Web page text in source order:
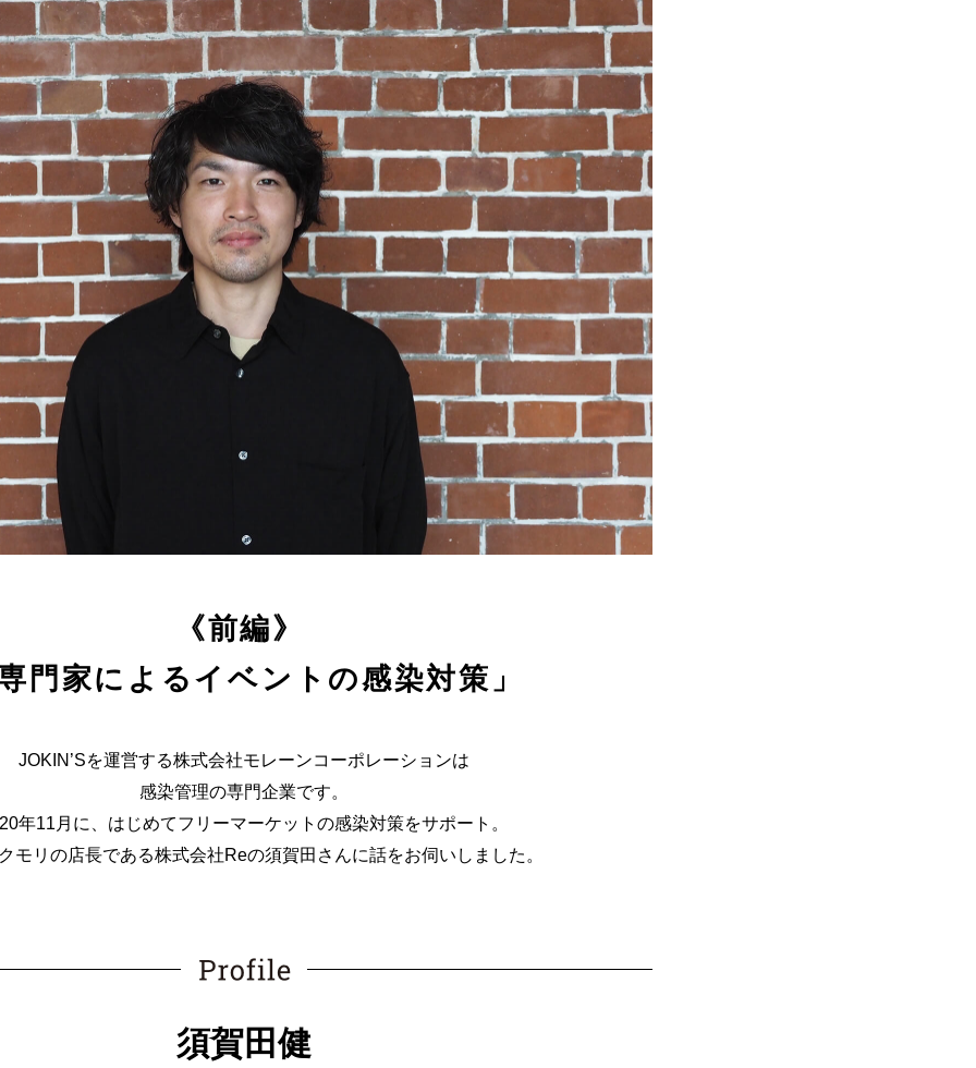
《前編》
門家によるイベントの感染対策」
JOKIN’Sを運営する株式会社モレーンコーポレーションは
感染管理の専門企業です。
年11月に、はじめてフリーマーケットの感染対策をサポート。
モリの店長である株式会社Reの須賀田さんに話をお伺いしました。
須賀田健